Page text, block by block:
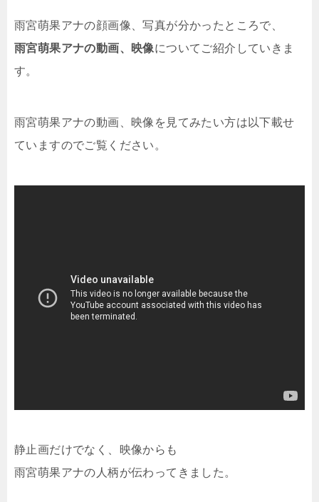
雨宮萌果アナの顔画像、写真が分かったところで、
雨宮萌果アナの動画、映像についてご紹介していきま
す。
雨宮萌果アナの動画、映像を見てみたい方は以下載せ
ていますのでご覧ください。
静止画だけでなく、映像からも
雨宮萌果アナの人柄が伝わってきました。